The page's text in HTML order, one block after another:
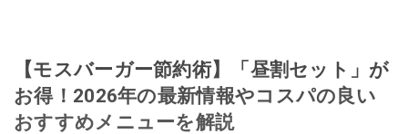
【モスバーガー節約術】「昼割セット」が
お得！2026年の最新情報やコスパの良い
おすすめメニューを解説